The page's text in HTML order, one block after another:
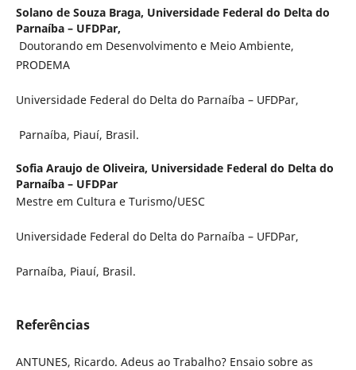
Solano de Souza Braga, Universidade Federal do Delta do
Parnaíba – UFDPar,
Doutorando em Desenvolvimento e Meio Ambiente,
PRODEMA
Universidade Federal do Delta do Parnaíba – UFDPar,
Parnaíba, Piauí, Brasil.
Sofia Araujo de Oliveira, Universidade Federal do Delta do
Parnaíba – UFDPar
Mestre em Cultura e Turismo/UESC
Universidade Federal do Delta do Parnaíba – UFDPar,
Parnaíba, Piauí, Brasil.
Referências
ANTUNES, Ricardo. Adeus ao Trabalho? Ensaio sobre as